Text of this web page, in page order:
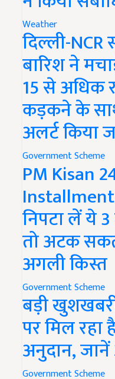
Weather
दिल्ली-
बारिश ने
15 से अधिक
कड़कने के
अलर्ट किया
Government Scheme
PM Kisan
निपटा लें ये
तो अटक
अगली किस्त
Government Scheme
बड़ी
पर मिल रहा
अनुदान, जानें
Government Scheme